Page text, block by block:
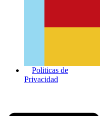
Politicas de
Privacidad